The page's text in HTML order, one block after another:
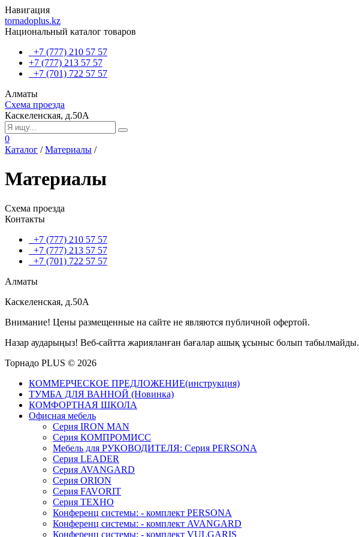
Навигация
tornadoplus.kz
Национальный каталог товаров
+7 (777) 210 57 57
+7 (777) 213 57 57
+7 (701) 722 57 57
Алматы
Схема проезда
Каскеленская, д.50А
0
Каталог /Материалы /
Материалы
Схема проезда
Контакты
+7 (777) 210 57 57
+7 (777) 213 57 57
+7 (701) 722 57 57
Алматы
Каскеленская, д.50А
Внимание! Цены размещенные на сайте не являются публичной офертой.
Назар аударыңыз! Веб-сайтта жарияланған бағалар ашық ұсыныс болып табылмайды.
Торнадо PLUS © 2026
КОММЕРЧЕСКОЕ ПРЕДЛОЖЕНИЕ(инструкция)
ТУМБА ДЛЯ ВАННОЙ (Новинка)
КОМФОРТНАЯ ШКОЛА
Офисная мебель
Серия IRON MAN
Серия КОМПРОМИСС
Мебель для РУКОВОДИТЕЛЯ: Серия PERSONA
Серия LEADER
Серия AVANGARD
Серия ORION
Серия FAVORIT
Серия ТЕХНО
Конференц системы: - комплект PERSONA
Конференц системы: - комплект AVANGARD
Конференц системы: - комплект VULGARIS